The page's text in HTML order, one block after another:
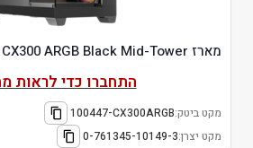
מארז Antec CX300 ARGB Black Mid-Tower
התחברו כדי לראות
מקט ביטק:100447-CX300ARGB
מקט יצרן:0-761345-10149-3